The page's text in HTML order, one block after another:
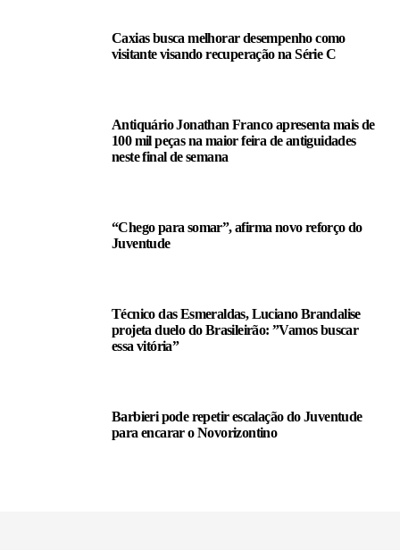
Caxias busca melhorar desempenho como
visitante visando recuperação na Série C
Antiquário Jonathan Franco apresenta mais de
100 mil peças na maior feira de antiguidades
neste final de semana
“Chego para somar”, afirma novo reforço do
Juventude
Técnico das Esmeraldas, Luciano Brandalise
projeta duelo do Brasileirão: ”Vamos buscar
essa vitória”
Barbieri pode repetir escalação do Juventude
para encarar o Novorizontino